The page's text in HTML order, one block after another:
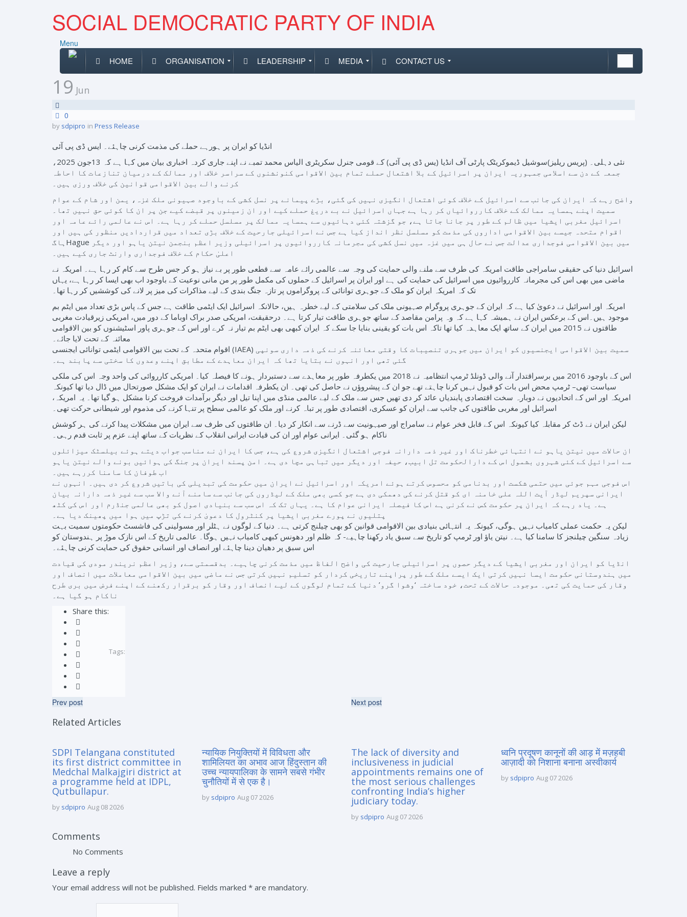
SOCIAL DEMOCRATIC PARTY OF INDIA
Menu
HOME ORGANISATION LEADERSHIP MEDIA CONTACT US
19 Jun
0
by sdpipro in Press Release
انڈیا کو ایران پر ہورہے حملے کی مذمت کرنی چاہئے۔ ایس ڈی پی آئی
نئی دہلی۔ (پریس ریلیز)سوشیل ڈیموکریٹک پارٹی آف انڈیا (یس ڈی پی آئی) کے قومی جنرل سکریٹری الیاس محمد تمبے نے اپنے جاری کردہ اخباری بیان میں کہا ہے کہ 13جون 2025،
جمعہ کے دن سے اسلامی جمہوریہ ایران پر اسرائیل کے بلا اشتعال حملے تمام بین الاقوامی کنونشنوں کے سراسر خلاف اور ممالک کے درمیان تنازعات کا احاطہ
کرنے والے بین الاقوامی قوانین کی خلاف ورزی ہیں۔
واضح رہے کہ ایران کی جانب سے اسرائیل کے خلاف کوئی اشتعال انگیزی نہیں کی گئی، بڑے پیمانے پر نسل کشی کے باوجود صہیونی ملک غزہ، یمن اور شام کے عوام
سمیت اپنے ہمسایہ ممالک کے خلاف کارروائیاں کر رہا ہے جہاں اسرائیل نے بے دریغ حملے کیے اور ان زمینوں پر قبضے کیے جن پر ان کا کوئی حق نہیں تھا۔
اسرائیل مغربی ایشیا میں ظالم کے طور پر جانا جاتا ہے، جو گزشتہ کئی دہائیوں سے ہمسایہ ممالک پر مسلسل حملے کر رہا ہے۔ اس نے عالمی رائے عامہ اور
اقوام متحدہ جیسے بین الاقوامی اداروں کی مذمت کو مسلسل نظر انداز کیا ہے جس نے اسرائیلی جارحیت کے خلاف بڑی تعداد میں قراردادیں منظور کی ہیں اور
ہاگHague میں بین الاقوامی فوجداری عدالت جس نے حال ہی میں غزہ میں نسل کشی کی مجرمانہ کارروائیوں پر اسرائیلی وزیر اعظم بنجمن نیتن یاہو اور دیگر
اعلیٰ حکام کے خلاف فوجداری وارنٹ جاری کیے ہیں۔
اسرائیل دنیا کی حقیقی سامراجی طاقت امریکہ کی طرف سے ملنے والی حمایت کی وجہ سے عالمی رائے عامہ سے قطعی طور پر بے نیاز ہو کر جس طرح سے کام کر رہا ہے۔ امریکہ نے
ماضی میں بھی اس کی مجرمانہ کارروائیوں میں اسرائیل کی حمایت کی ہے اور ایران پر اسرائیل کے حملوں کی مکمل طور پر من مانی نوعیت کے باوجود اب بھی ایسا کر رہا ہے، یہاں
تک کہ امریکہ ایران کو ملک کے جوہری توانائی کے پروگراموں پر تازہ جنگ بندی کے لیے مذاکرات کی میز پر لانے کی کوششیں کر رہا تھا۔
امریکہ اور اسرائیل نے دعویٰ کیا ہے کہ ایران کے جوہری پروگرام صہیونی ملک کی سلامتی کے لیے خطرہ ہیں، حالانکہ اسرائیل ایک ایٹمی طاقت ہے جس کے پاس بڑی تعداد میں ایٹم بم
موجود ہیں۔اس کے برعکس ایران نے ہمیشہ کہا ہے کہ وہ پرامن مقاصد کے ساتھ جوہری طاقت تیار کرتا ہے۔ درحقیقت، امریکی صدر براک اوباما کے دور میں، امریکی زیرقیادت مغربی
طاقتوں نے 2015 میں ایران کے ساتھ ایک معاہدہ کیا تھا تاکہ اس بات کو یقینی بنایا جا سکے کہ ایران کبھی بھی ایٹم بم تیار نہ کرے اور اس کے جوہری پاور اسٹیشنوں کو بین الاقوامی
معائنہ کے تحت لایا جائے۔
اقوام متحدہ کے تحت بین الاقوامی ایٹمی توانائی ایجنسی (IAEA) سمیت بین الاقوامی ایجنسیوں کو ایران میں جوہری تنصیبات کا وقتی معائنہ کرنے کی ذمہ داری سونپی
گئی تھی اور انہوں نے بتایا تھا کہ ایران معاہدے کے مطابق اپنے وعدوں کا سختی سے پابند ہے۔
اس کے باوجود 2016 میں برسراقتدار آنے والی ڈونلڈ ٹرمپ انتظامیہ نے 2018 میں یکطرفہ طور پر معاہدے سے دستبردار ہونے کا فیصلہ کیا۔ امریکی کارروائی کی واحد وجہ اس کی ملکی
سیاست تھی– ٹرمپ محض اس بات کو قبول نہیں کرنا چاہتے تھے جو ان کے پیشروؤں نے حاصل کی تھی۔ ان یکطرفہ اقدامات نے ایران کو ایک مشکل صورتحال میں ڈال دیا تھا کیونکہ
امریکہ اور اس کے اتحادیوں نے دوبارہ سخت اقتصادی پابندیاں عائد کر دی تھیں جس سے ملک کے لیے عالمی منڈی میں اپنا تیل اور دیگر برآمدات فروخت کرنا مشکل ہو گیا تھا۔ یہ امریکہ،
اسرائیل اور مغربی طاقتوں کی جانب سے ایران کو عسکری، اقتصادی طور پر تباہ کرنے اور ملک کو عالمی سطح پر تنہا کرنے کی مذموم اور شیطانی حرکت تھی۔
لیکن ایران نے ڈٹ کر مقابلہ کیا کیونکہ اس کے قابل فخر عوام نے سامراج اور صیہونیت سے ڈرنے سے انکار کر دیا۔ ان طاقتوں کی طرف سے ایران میں مشکلات پیدا کرنے کی ہر کوشش
ناکام ہو گئی۔ ایرانی عوام اور ان کی قیادت ایرانی انقلاب کے نظریات کے ساتھ اپنے عزم پر ثابت قدم رہی۔
ان حالات میں نیتن یاہو نے انتہائی خطرناک اور غیر ذمہ دارانہ فوجی اشتعال انگیزی شروع کی ہے، جس کا ایران نے مناسب جواب دیتے ہوئے بیلسٹک میزائلوں
سے اسرائیل کے کئی شہروں بشمول اس کے دارالحکومت تل ابیب، حیفہ اور دیگر میں تباہی مچا دی ہے۔ امن پسند ایران پر جنگ کی ہوائیں بونے والے نیتن یاہو
اب طوفان کا سامنا کررہے ہیں۔
اس فوجی مہم جوئی میں حتمی شکست اور بدنامی کو محسوس کرتے ہوئے امریکہ اور اسرائیل نے ایران میں حکومت کی تبدیلی کی باتیں شروع کر دی ہیں۔ انہوں نے
ایرانی سپریم لیڈر آیت اللہ علی خامنہ ای کو قتل کرنے کی دھمکی دی ہے جو کسی بھی ملک کے لیڈروں کی جانب سے سامنے آنے والا سب سے غیر ذمہ دارانہ بیان
ہے۔ یاد رہے کہ ایران پر حکومت کس نے کرنی ہے اس کا فیصلہ ایرانی عوام کا ہے۔ یہاں تک کہ اس سب سے بنیادی اصول کو بھی عالمی جنڈرم اور اس کی کٹھ
پتلیوں نے پورے مغربی ایشیا پر کنٹرول کا دعویٰ کرنے کی تڑپ میں ہوا میں پھینک دیا ہے۔
لیکن یہ حکمت عملی کامیاب نہیں ہوگی، کیونکہ یہ انتہائی بنیادی بین الاقوامی قوانین کو بھی چیلنج کرتی ہے۔ دنیا کے لوگوں نے ہٹلر اور مسولینی کی فاشسٹ حکومتوں سمیت بہت
زیادہ سنگین چیلنجز کا سامنا کیا ہے۔ نیتن یاؤ اور ٹرمپ کو تاریخ سے سبق یاد رکھنا چاہیے- کہ ظلم اور دھونس کبھی کامیاب نہیں ہوگا۔ عالمی تاریخ کے اس نازک موڑ پر ہندوستان کو
اس سبق پر دھیان دینا چاہئے اور انصاف اور انسانی حقوق کی حمایت کرنی چاہئے۔
انڈیا کو ایران اور مغربی ایشیا کے دیگر حصوں پر اسرائیلی جارحیت کی واضح الفاظ میں مذمت کرنی چاہیے۔ بدقسمتی سے، وزیر اعظم نریندر مودی کی قیادت
میں ہندوستانی حکومت ایسا نہیں کرتی ایک ایسے ملک کے طور پراپنے تاریخی کردار کو تسلیم نہیں کرتی جس نے ماضی میں بین الاقوامی معاملات میں انصاف اور
وقار کی حمایت کی تھی۔ موجودہ حالات کے تحت، خود ساختہ ‘وشوا گرو’ دنیا کے تمام لوگوں کے لیے انصاف اور وقار کو برقرار رکھنے کے اپنے فرض میں بری طرح
ناکام ہو گیا ہے۔
Share this:
Tags:
Prev post Next post
Related Articles
SDPI Telangana constituted
its first district committee in
Medchal Malkajgiri district at
a programme held at IDPL,
Qutbullapur.
by sdpipro Aug 08 2026
न्यायिक नियुक्तियों में विविधता और
शामिलियत का अभाव आज हिंदुस्तान की
उच्च न्यायपालिका के सामने सबसे गंभीर
चुनौतियों में से एक है।
by sdpipro Aug 07 2026
The lack of diversity and
inclusiveness in judicial
appointments remains one of
the most serious challenges
confronting India’s higher
judiciary today.
by sdpipro Aug 07 2026
ध्वनि प्रदूषण कानूनों की आड़ में मज़हबी
आज़ादी को निशाना बनाना अस्वीकार्य
by sdpipro Aug 07 2026
Comments
No Comments
Leave a reply
Your email address will not be published. Fields marked * are mandatory.